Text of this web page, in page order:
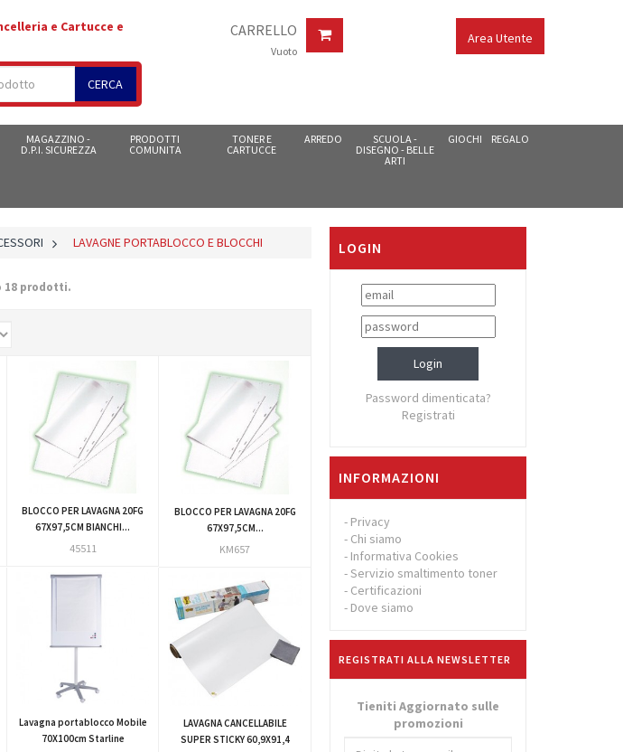
e Cartucce e
CERCA
CARRELLO
Vuoto
Area Utente
MAGAZZINO -
D.P.I. SICUREZZA
PRODOTTI
COMUNITA
TONER E
CARTUCCE
ARREDO
SCUOLA -
DISEGNO - BELLE
ARTI
GIOCHI REGALO
> LAVAGNE PORTABLOCCO E BLOCCHI
18 prodotti.
BLOCCO PER LAVAGNA 20FG
67X97,5CM BIANCHI...
45511
BLOCCO PER LAVAGNA 20FG
67X97,5CM...
KM657
Lavagna portablocco Mobile
70X100cm Starline
LAVAGNA CANCELLABILE
SUPER STICKY 60,9X91,4
LOGIN
Password dimenticata?
Registrati
INFORMAZIONI
- Privacy
- Chi siamo
- Informativa Cookies
-Servizio smaltimento toner
- Certificazioni
- Dove siamo
REGISTRATI ALLA NEWSLETTER
Tieniti Aggiornato sulle
promozioni